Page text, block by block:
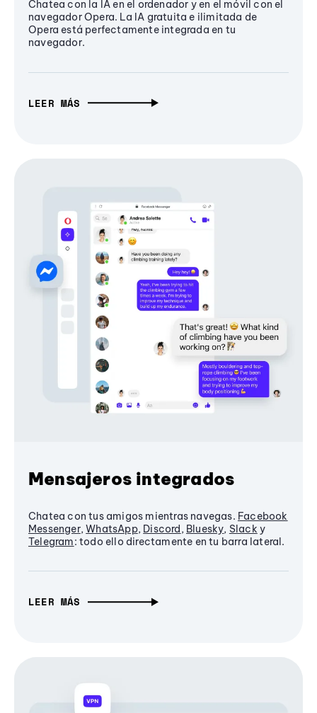
Chatea con la IA en el ordenador y en el móvil con el
navegador Opera. La IA gratuita e ilimitada de
Opera está perfectamente integrada en tu
navegador.
LEER MÁS
Mensajeros integrados
Chatea con tus amigos mientras navegas. Facebook
Messenger,WhatsApp, Discord, Bluesky, Slack y
Telegram: todo ello directamente en tu barra lateral.
LEER MÁS